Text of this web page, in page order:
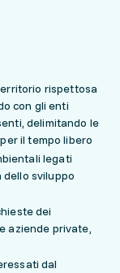
rispettosa
con gli enti
delimitando le
il tempo libero
legati
dello sviluppo
dei
aziende private,
dal